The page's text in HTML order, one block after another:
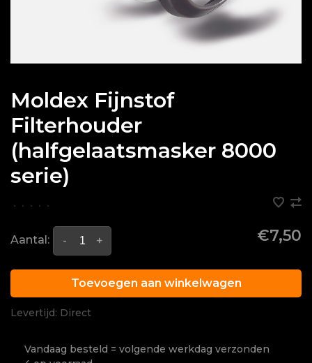
Moldex Fijnstof
Filterhouder
(halfgelaatsmasker 8000
serie)
• • • • •
Aantal: +
- €7,50
Toevoegen aan winkelwagen
Levertijd: Direct
Vandaag besteld = volgende werkdag verzonden